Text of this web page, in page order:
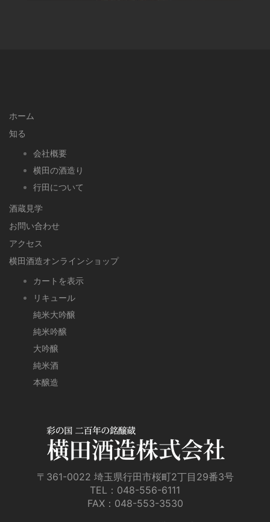
ホーム
知る
会社概要
横田の酒造り
行田について
酒蔵見学
お問い合わせ
アクセス
横田酒造オンラインショップ
カートを表示
リキュール
純米大吟醸
純米吟醸
大吟醸
純米酒
本醸造
〒361-0022 埼玉県行田市桜町2丁目29番3号
TEL： 048-556-6111
FAX：048-553-3530